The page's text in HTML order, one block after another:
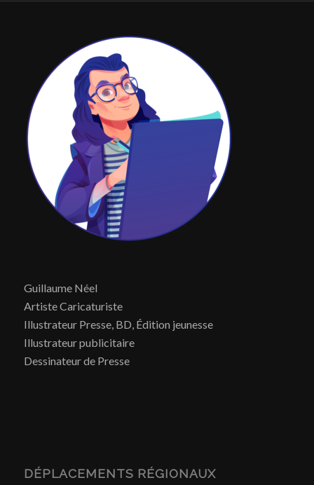
Guillaume Néel
Artiste Caricaturiste
Illustrateur Presse, BD, Édition jeunesse
Illustrateur publicitaire
Dessinateur de Presse
DÉPLACEMENTS RÉGIONAUX